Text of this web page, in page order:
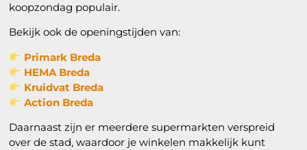
koopzondag populair.
Bekijk ook de openingstijden van:
Primark Breda
HEMA Breda
Kruidvat Breda
Action Breda
Daarnaast zijn er meerdere supermarkten verspreid
over de stad, waardoor je winkelen makkelijk kunt